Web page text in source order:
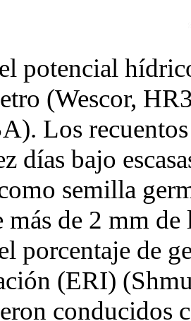
potencial
(Wescor,
Los
días bajo
semilla
más de 2 mm
porcentaje de
(ERI)
conducidos